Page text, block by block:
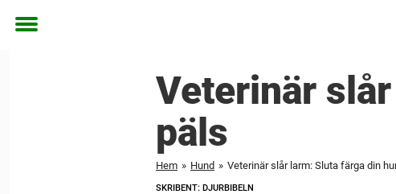
Toggle
Veterinär
päls
Hem » Hund » Veterinär slår larm: Sluta färga din
SKRIBENT: DJURBIBELN